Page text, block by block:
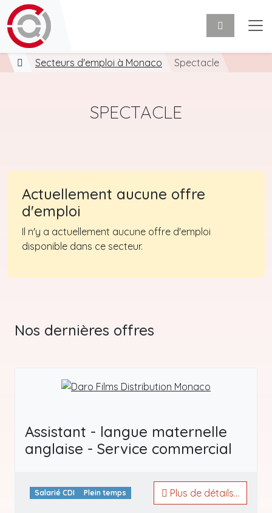
Secteurs d'emploi à Monaco Spectacle
SPECTACLE
Actuellement aucune offre
d'emploi
Il n'y a actuellement aucune offre d'emploi
disponible dans ce secteur.
Nos dernières offres
Assistant - langue maternelle
anglaise - Service commercial
Salarié CDI Plein temps Plus de détails...